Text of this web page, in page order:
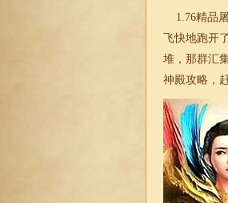
1.76精品
飞快地跑开
堆，那群汇
神殿攻略，